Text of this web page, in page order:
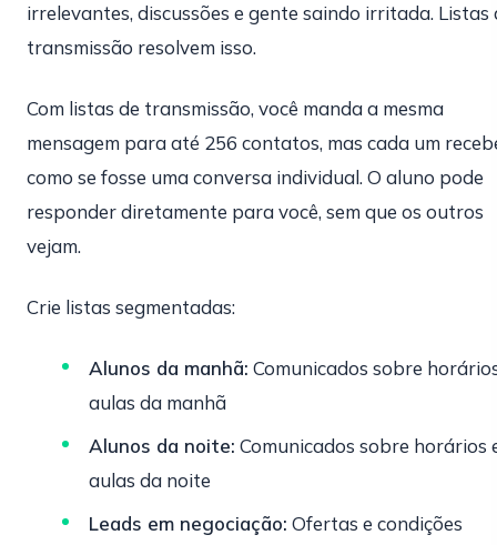
irrelevantes, discussões e gente saindo irritada. Listas
transmissão resolvem isso.
Com listas de transmissão, você manda a mesma
mensagem para até 256 contatos, mas cada um
como se fosse uma conversa individual. O aluno pode
responder diretamente para você, sem que os outros
vejam.
Crie listas segmentadas:
Alunos da manhã: Comunicados sobre
aulas da manhã
Alunos da noite: Comunicados sobre horários
aulas da noite
Leads em negociação: Ofertas e condições